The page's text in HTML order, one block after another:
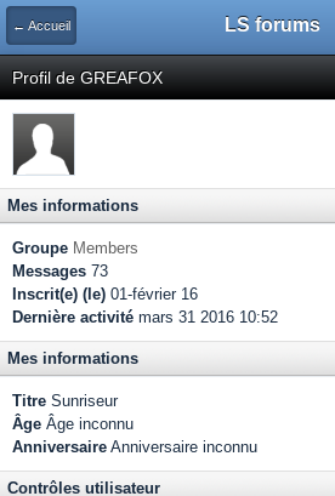
← Accueil LS forums
Profil de GREAFOX
Mes informations
Groupe Members
Messages 73
Inscrit(e) (le) 01-février 16
Dernière activité mars 31 2016 10:52
Mes informations
Titre Sunriseur
Âge Âge inconnu
Anniversaire Anniversaire inconnu
Contrôles utilisateur